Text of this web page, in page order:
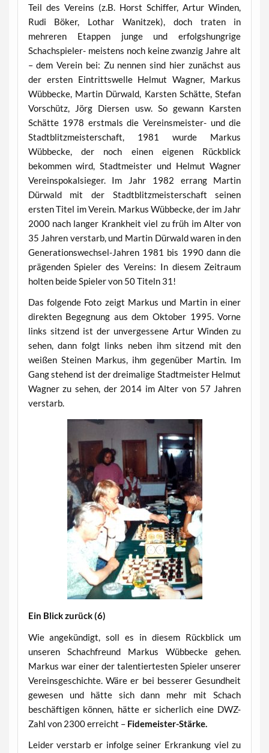
Teil des Vereins (z.B. Horst Schiffer, Artur Winden,
Rudi Böker, Lothar Wanitzek), doch traten in
mehreren Etappen junge und erfolgshungrige
Schachspieler- meistens noch keine zwanzig Jahre alt
– dem Verein bei: Zu nennen sind hier zunächst aus
der ersten Eintrittswelle Helmut Wagner, Markus
Wübbecke, Martin Dürwald, Karsten Schätte, Stefan
Vorschütz, Jörg Diersen usw. So gewann Karsten
Schätte 1978 erstmals die Vereinsmeister- und die
Stadtblitzmeisterschaft, 1981 wurde Markus
Wübbecke, der noch einen eigenen Rückblick
bekommen wird, Stadtmeister und Helmut Wagner
Vereinspokalsieger. Im Jahr 1982 errang Martin
Dürwald mit der Stadtblitzmeisterschaft seinen
ersten Titel im Verein. Markus Wübbecke, der im Jahr
2000 nach langer Krankheit viel zu früh im Alter von
35 Jahren verstarb, und Martin Dürwald waren in den
Generationswechsel-Jahren 1981 bis 1990 dann die
prägenden Spieler des Vereins: In diesem Zeitraum
holten beide Spieler von 50 Titeln 31!
Das folgende Foto zeigt Markus und Martin in einer
direkten Begegnung aus dem Oktober 1995. Vorne
links sitzend ist der unvergessene Artur Winden zu
sehen, dann folgt links neben ihm sitzend mit den
weißen Steinen Markus, ihm gegenüber Martin. Im
Gang stehend ist der dreimalige Stadtmeister Helmut
Wagner zu sehen, der 2014 im Alter von 57 Jahren
verstarb.
Ein Blick zurück (6)
Wie angekündigt, soll es in diesem Rückblick um
unseren Schachfreund Markus Wübbecke gehen.
Markus war einer der talentiertesten Spieler unserer
Vereinsgeschichte. Wäre er bei besserer Gesundheit
gewesen und hätte sich dann mehr mit Schach
beschäftigen können, hätte er sicherlich eine DWZ-
Zahl von 2300 erreicht – Fidemeister-Stärke.
Leider verstarb er infolge seiner Erkrankung viel zu